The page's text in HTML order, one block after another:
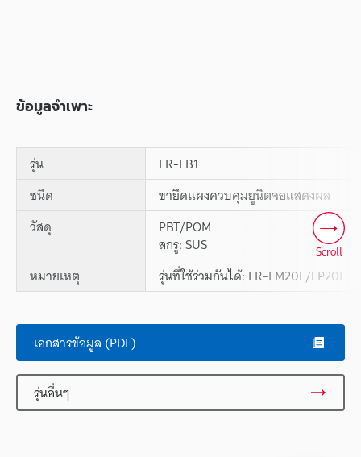
ข้อมูลจำเพาะ
รุ่น
FR-LB1
ชนิด
ขายึดแผงควบคุมยูนิตจอแสดงผล
วัสดุ
PBT/POM
สกรู: SUS
หมายเหตุ
รุ่นที่ใช้ร่วมกันได้: FR-LM20L/LP20L
Scroll
เอกสารข้อมูล (PDF)
รุ่นอื่นๆ